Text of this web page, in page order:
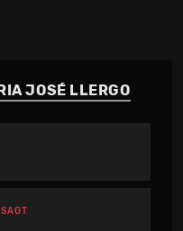
JOSÉ LLERGO